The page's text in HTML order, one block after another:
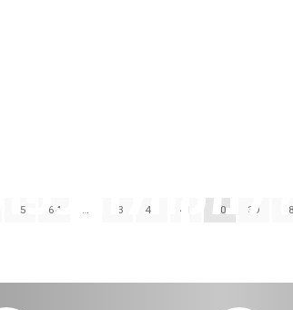
38
39
40
41
42
43
…
64
65